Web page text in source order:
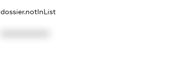
dossier.notInList